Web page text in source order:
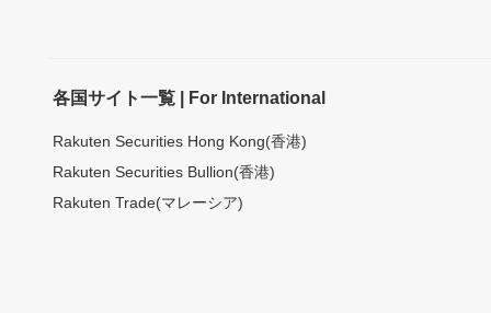
各国サイト一覧 | For International
Rakuten Securities Hong Kong(香港)
Rakuten Securities Bullion(香港)
Rakuten Trade(マレーシア)